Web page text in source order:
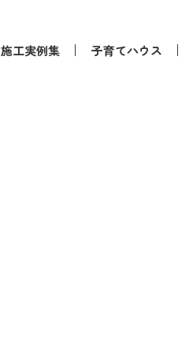
施工実例集 子育てハウス